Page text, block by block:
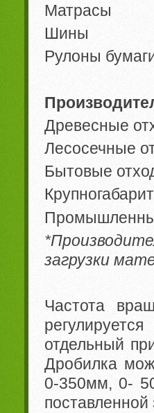
Матрасы
Шины
Рулоны
Древесные
Лесосечные
Бытовые
загрузки
Частота
отдельный
Дробилка
0-350мм, 0-
поставленной